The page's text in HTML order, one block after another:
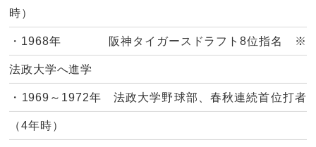
時）
・1968年 阪神タイガースドラフト8位指名 ※
法政大学へ進学
・1969～1972年 法政大学野球部、春秋連続首位打者
（4年時）